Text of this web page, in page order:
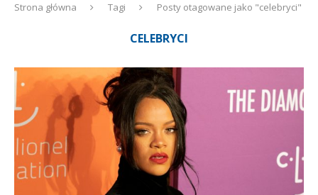
Strona główna Tagi Posty otagowane jako "celebryci"
CELEBRYCI